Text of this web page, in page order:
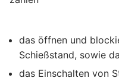
das öffnen und
Schießstand, sowie
das Einschalten von